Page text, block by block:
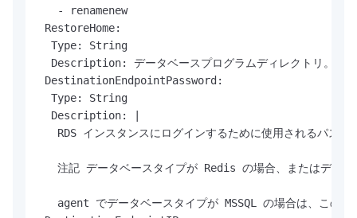
   - renamenew
RestoreHome:
  Type: String
  Description: データベースプログラムディレクトリ。
DestinationEndpointPassword:
  Type: String
  Description: |
RDS インスタンスにログインするために使用されるパスワ
注記 データベースタイプが Redis の場合、またはデータ
agent でデータベースタイプが MSSQL の場合は、このパ